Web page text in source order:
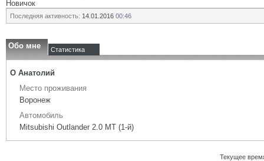
Новичок
Последняя активность: 14.01.2016 00:46
Обо мне Статистика
О Анатолий
Место проживания
Воронеж
Автомобиль
Mitsubishi Outlander 2.0 MT (1-й)
Текущее